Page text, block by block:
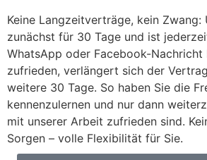
Keine Langzeitverträge, kein
zunächst für 30 Tage und ist
WhatsApp oder Facebook-Nachricht
zufrieden, verlängert sich der
weitere 30 Tage. So haben Sie die
kennenzulernen und nur dann
mit unserer Arbeit zufrieden sind.
Sorgen – volle Flexibilität für Sie.